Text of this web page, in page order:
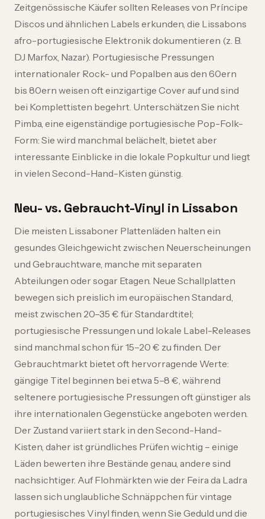
Zeitgenössische Käufer sollten Releases von Príncipe
Discos und ähnlichen Labels erkunden, die Lissabons
afro-portugiesische Elektronik dokumentieren (z. B.
DJ Marfox, Nazar). Portugiesische Pressungen
internationaler Rock- und Popalben aus den 60ern
bis 80ern weisen oft einzigartige Cover auf und sind
bei Komplettisten begehrt. Unterschätzen Sie nicht
Pimba, eine eigenständige portugiesische Pop-Folk-
Form: Sie wird manchmal belächelt, bietet aber
interessante Einblicke in die lokale Popkultur und liegt
in vielen Second-Hand-Kisten günstig.
Neu- vs. Gebraucht-Vinyl in Lissabon
Die meisten Lissaboner Plattenläden halten ein
gesundes Gleichgewicht zwischen Neuerscheinungen
und Gebrauchtware, manche mit separaten
Abteilungen oder sogar Etagen. Neue Schallplatten
bewegen sich preislich im europäischen Standard,
meist zwischen 20–35 € für Standardtitel;
portugiesische Pressungen und lokale Label-Releases
sind manchmal schon für 15–20 € zu finden. Der
Gebrauchtmarkt bietet oft hervorragende Werte:
gängige Titel beginnen bei etwa 5–8 €, während
seltenere portugiesische Pressungen oft günstiger als
ihre internationalen Gegenstücke angeboten werden.
Der Zustand variiert stark in den Second-Hand-
Kisten, daher ist gründliches Prüfen wichtig – einige
Läden bewerten ihre Bestände genau, andere sind
nachsichtiger. Auf Flohmärkten wie der Feira da Ladra
lassen sich unglaubliche Schnäppchen für vintage
portugiesisches Vinyl finden, wenn Sie Geduld und die